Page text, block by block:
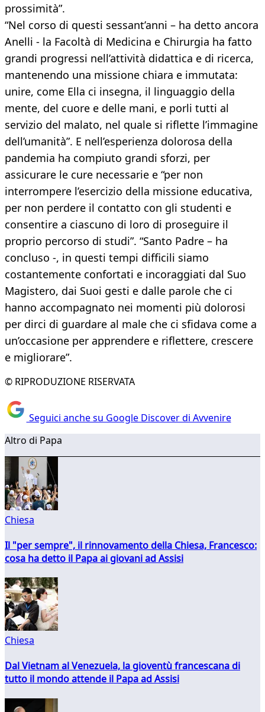
prossimità”.
“Nel corso di questi sessant’anni – ha detto ancora
Anelli - la Facoltà di Medicina e Chirurgia ha fatto
grandi progressi nell’attività didattica e di ricerca,
mantenendo una missione chiara e immutata:
unire, come Ella ci insegna, il linguaggio della
mente, del cuore e delle mani, e porli tutti al
servizio del malato, nel quale si riflette l’immagine
dell’umanità”. E nell’esperienza dolorosa della
pandemia ha compiuto grandi sforzi, per
assicurare le cure necessarie e “per non
interrompere l’esercizio della missione educativa,
per non perdere il contatto con gli studenti e
consentire a ciascuno di loro di proseguire il
proprio percorso di studi”. “Santo Padre – ha
concluso -, in questi tempi difficili siamo
costantemente confortati e incoraggiati dal Suo
Magistero, dai Suoi gesti e dalle parole che ci
hanno accompagnato nei momenti più dolorosi
per dirci di guardare al male che ci sfidava come a
un’occasione per apprendere e riflettere, crescere
e migliorare”.
© RIPRODUZIONE RISERVATA
Seguici anche su Google Discover di Avvenire
Altro di Papa
Chiesa
Il "per sempre", il rinnovamento della Chiesa, Francesco:
cosa ha detto il Papa ai giovani ad Assisi
Chiesa
Dal Vietnam al Venezuela, la gioventù francescana di
tutto il mondo attende il Papa ad Assisi